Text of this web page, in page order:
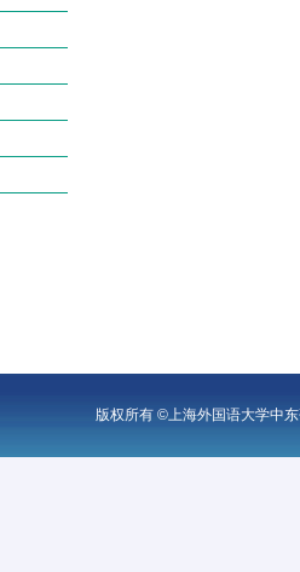
版权所有 ©上海外国语大学中